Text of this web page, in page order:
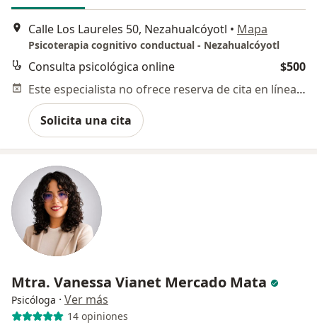
Calle Los Laureles 50, Nezahualcóyotl • Mapa
Psicoterapia cognitivo conductual - Nezahualcóyotl
Consulta psicológica online
$500
Este especialista no ofrece reserva de cita en línea en esta dirección.
Solicita una cita
Mtra. Vanessa Vianet Mercado Mata
Psicóloga · Ver más
14 opiniones